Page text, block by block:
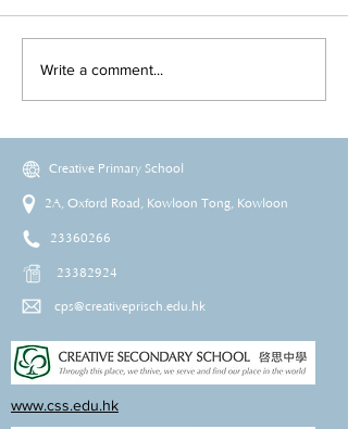
Write a comment...
Creative Primary School
2A, Oxford Road, Kowloon Tong, Kowloon
23360266
23382924
cps@creativeprisch.edu.hk
www.css.edu.hk